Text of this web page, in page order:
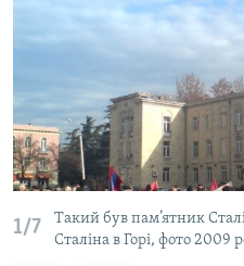
ФОТО
СПЕЦПРОЄКТИ
ПОДКАСТИ
КРИМ РЕАЛІЇ
1/7
Такий був пам’ятник
Сталіна в Горі, фото 2009